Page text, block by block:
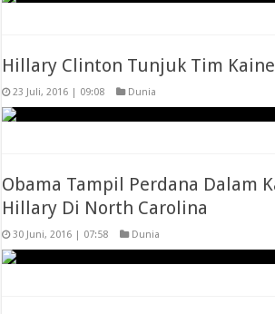
Hillary Clinton Tunjuk Tim Kaine
23 Juli, 2016 | 09:08 Dunia
Obama Tampil Perdana Dalam
Hillary Di North Carolina
30 Juni, 2016 | 07:58 Dunia